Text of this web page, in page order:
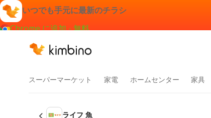
いつでも手元に最新のチラシ
Chrome に追加 - 無料
スーパーマーケット 家電 ホームセンター 家具
ライフ 魚